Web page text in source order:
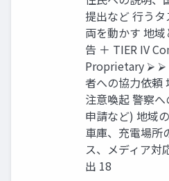
提出など 行う
両を動かす 地
告 ＋ TIER IV
Proprietary ⮚
者への協力依頼
注意喚起 警察
申請など) 地域
車庫、充電場所
ス、メディア対
出 18